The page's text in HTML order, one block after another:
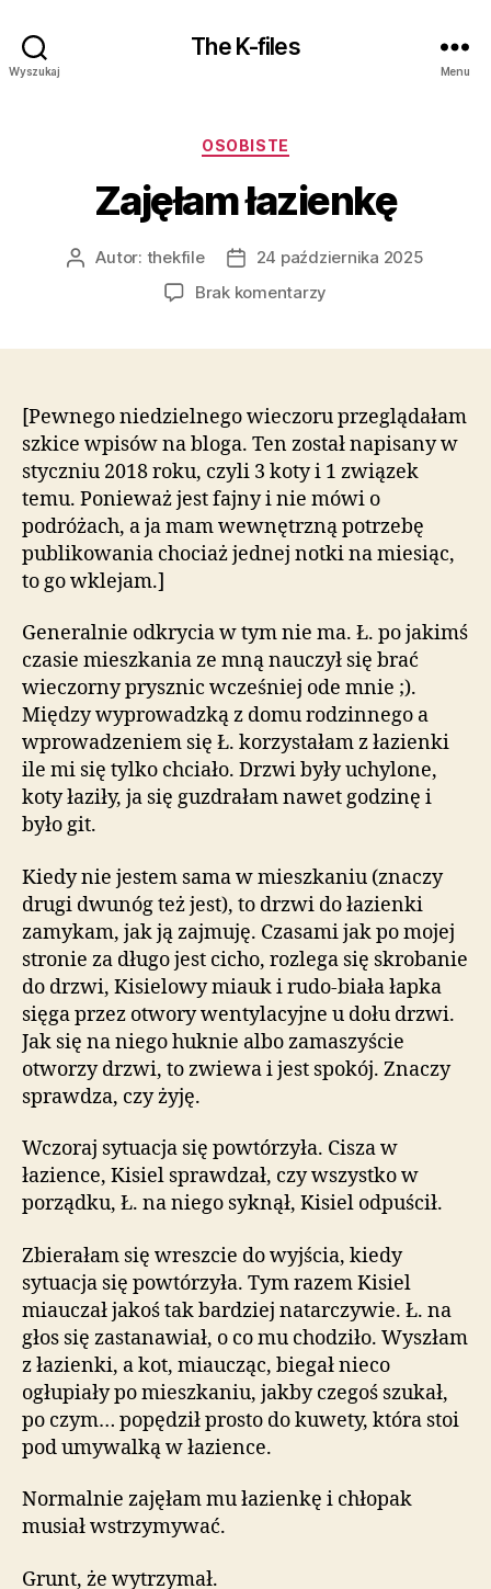
Wyszukaj
The K-files
Menu
Kategorie
OSOBISTE
Zajęłam łazienkę
AutorAutor: thekfile
Data
wpisu
24 października 2025
Brak komentarzy
[Pewnego niedzielnego wieczoru przeglądałam
szkice wpisów na bloga. Ten został napisany w
styczniu 2018 roku, czyli 3 koty i 1 związek
temu. Ponieważ jest fajny i nie mówi o
podróżach, a ja mam wewnętrzną potrzebę
publikowania chociaż jednej notki na miesiąc,
to go wklejam.]
Generalnie odkrycia w tym nie ma. Ł. po jakimś
czasie mieszkania ze mną nauczył się brać
wieczorny prysznic wcześniej ode mnie ;).
Między wyprowadzką z domu rodzinnego a
wprowadzeniem się Ł. korzystałam z łazienki
ile mi się tylko chciało. Drzwi były uchylone,
koty łaziły, ja się guzdrałam nawet godzinę i
było git.
Kiedy nie jestem sama w mieszkaniu (znaczy
drugi dwunóg też jest), to drzwi do łazienki
zamykam, jak ją zajmuję. Czasami jak po mojej
stronie za długo jest cicho, rozlega się skrobanie
do drzwi, Kisielowy miauk i rudo-biała łapka
sięga przez otwory wentylacyjne u dołu drzwi.
Jak się na niego huknie albo zamaszyście
otworzy drzwi, to zwiewa i jest spokój. Znaczy
sprawdza, czy żyję.
Wczoraj sytuacja się powtórzyła. Cisza w
łazience, Kisiel sprawdzał, czy wszystko w
porządku, Ł. na niego syknął, Kisiel odpuścił.
Zbierałam się wreszcie do wyjścia, kiedy
sytuacja się powtórzyła. Tym razem Kisiel
miauczał jakoś tak bardziej natarczywie. Ł. na
głos się zastanawiał, o co mu chodziło. Wyszłam
z łazienki, a kot, miaucząc, biegał nieco
ogłupiały po mieszkaniu, jakby czegoś szukał,
po czym… popędził prosto do kuwety, która stoi
pod umywalką w łazience.
Normalnie zajęłam mu łazienkę i chłopak
musiał wstrzymywać.
Grunt, że wytrzymał.